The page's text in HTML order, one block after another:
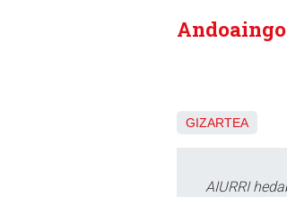
GIZARTEA
AIURRI